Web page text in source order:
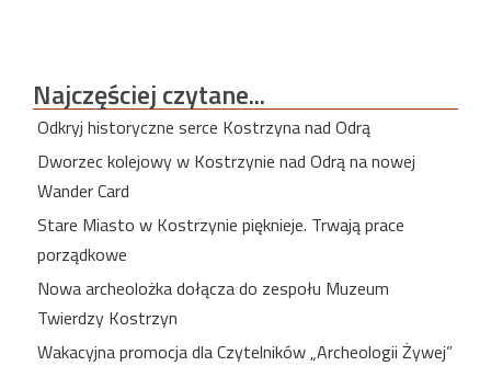
Najczęściejczytane...
Odkryj historyczne serce Kostrzyna nad Odrą
Dworzec kolejowy w Kostrzynie nad Odrą na nowej
Wander Card
Stare Miasto w Kostrzynie pięknieje. Trwają prace
porządkowe
Nowa archeolożka dołącza do zespołu Muzeum
Twierdzy Kostrzyn
Wakacyjna promocja dla Czytelników „Archeologii Żywej”